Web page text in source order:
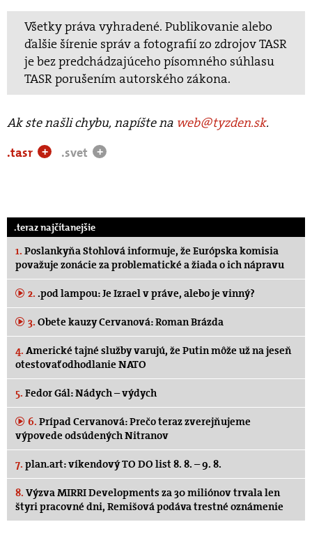
Všetky práva vyhradené. Publikovanie alebo
ďalšie šírenie správ a fotografií zo zdrojov TASR
je bez predchádzajúceho písomného súhlasu
TASR porušením autorského zákona.
Ak ste našli chybu, napíšte na web@tyzden.sk.
.tasr
+ .svet +
.teraz najčítanejšie
1. Poslankyňa Stohlová informuje, že Európska komisia
považuje zonácie za problematické a žiada o ich nápravu
2. .pod lampou: Je Izrael v práve, alebo je vinný?
3. Obete kauzy Cervanová: Roman Brázda
4. Americké tajné služby varujú, že Putin môže už na jeseň
otestovať odhodlanie NATO
5. Fedor Gál: Nádych – výdych
6. Prípad Cervanová: Prečo teraz zverejňujeme
výpovede odsúdených Nitranov
7. plan.art: víkendový TO DO list 8. 8. – 9. 8.
8. Výzva MIRRI Developments za 30 miliónov trvala len
štyri pracovné dni, Remišová podáva trestné oznámenie